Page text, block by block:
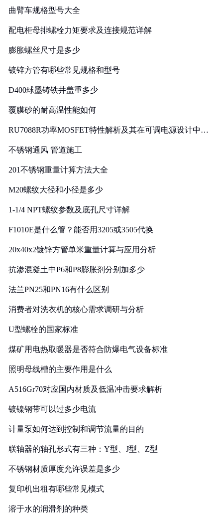
曲臂车规格型号大全
配电柜母排螺栓力矩要求及连接规范详解
膨胀螺丝尺寸是多少
镀锌方管有哪些常见规格和型号
D400球墨铸铁井盖重多少
覆膜砂的耐高温性能如何
RU7088R功率MOSFET特性解析及其在可调电源设计中的
不锈钢通风 管道施工
201不锈钢重量计算方法大全
M20螺纹大径和小径是多少
1-1/4 NPT螺纹参数及底孔尺寸详解
F1010E是什么管？能否用3205或3505代换
20x40x2镀锌方管单米重量计算与应用分析
抗渗混凝土中P6和P8膨胀剂分别加多少
法兰PN25和PN16有什么区别
消费者对洗衣机的核心需求调研与分析
U型螺栓的国家标准
煤矿用电热取暖器是否符合防爆电气设备标准
照明母线槽的主要作用是什么
A516Gr70对应国内材质及低温冲击要求解析
镀镍钢带可以过多少电流
计量泵如何达到控制和调节流量的目的
联轴器的轴孔形式有三种：Y型、J型、Z型
不锈钢材质厚度允许误差是多少
复印机出租有哪些常见模式
溶于水的润滑剂的种类